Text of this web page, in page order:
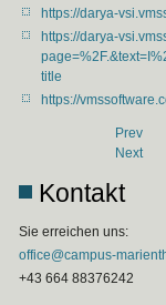
https://darya-
https://darya-
title
https://
Prev
Next
Kontakt
Sie erreichen uns:
office@campus-
+43 664 88376242